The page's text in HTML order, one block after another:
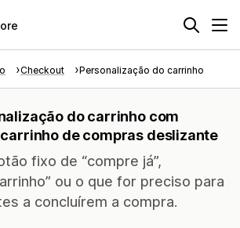
Checkout Personalização do carrinho
do carrinho com
de compras deslizante
fixo de “compre já”,
ou o que for preciso para
a concluírem a compra.